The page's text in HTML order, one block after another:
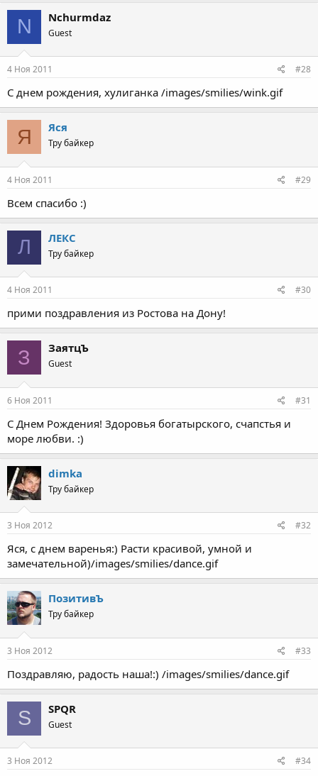
N Nchurmdaz
Guest
4 Ноя 2011 #28
С днем рождения, хулиганка /images/smilies/wink.gif
Я Яся
Тру байкер
4 Ноя 2011 #29
Всем спасибо :)
Л ЛЕКС
Тру байкер
4 Ноя 2011 #30
прими поздравления из Ростова на Дону!
З ЗаятцЪ
Guest
6 Ноя 2011 #31
С Днем Рождения! Здоровья богатырского, счапстья и
море любви. :)
dimka
Тру байкер
3 Ноя 2012 #32
Яся, с днем варенья:) Расти красивой, умной и
замечательной)/images/smilies/dance.gif
ПозитивЪ
Тру байкер
3 Ноя 2012 #33
Поздравляю, радость наша!:) /images/smilies/dance.gif
S SPQR
Guest
3 Ноя 2012 #34